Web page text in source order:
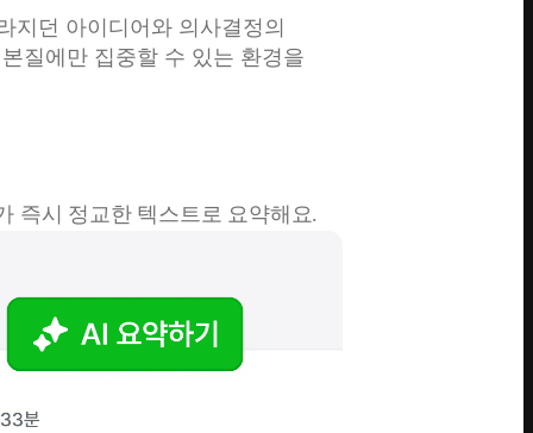
지던 아이디어와 의사결정의
질에만 집중할 수 있는 환경을
즉시 정교한 텍스트로 요약해요.